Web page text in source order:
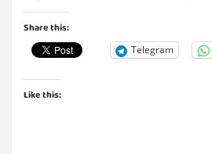
Share this:
Telegram
Like this: